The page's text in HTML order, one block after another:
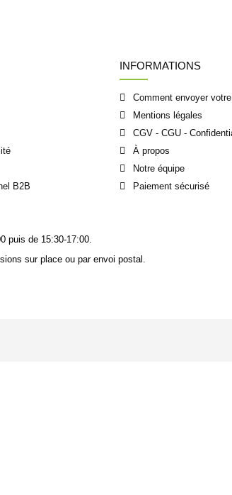
B2B
INFORMATIONS
Comment envoyer
Mentions légales
CGV - CGU -
À propos
Notre équipe
Paiement sécurisé
puis de 15:30-17:00.
sur place ou par envoi postal.